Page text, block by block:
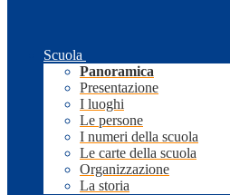
Scuola
Panoramica
Presentazione
I luoghi
Le persone
I numeri della scuola
Le carte della scuola
Organizzazione
La storia